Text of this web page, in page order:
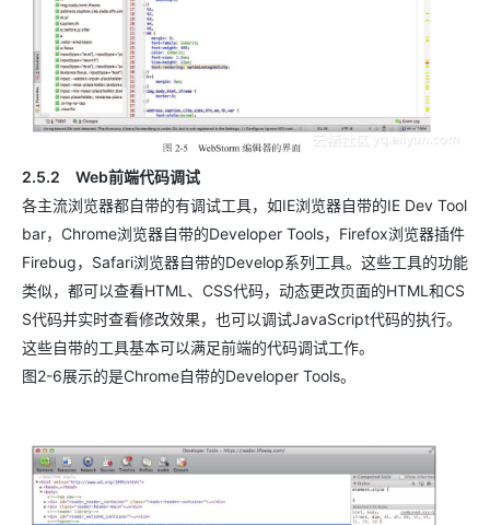
2.5.2 Web前端代码调试
各主流浏览器都自带的有调试工具，如IE浏览器自带的IE Dev Tool
bar，Chrome浏览器自带的Developer Tools，Firefox浏览器插件
Firebug，Safari浏览器自带的Develop系列工具。这些工具的功能
类似，都可以查看HTML、CSS代码，动态更改页面的HTML和CS
S代码并实时查看修改效果，也可以调试JavaScript代码的执行。
这些自带的工具基本可以满足前端的代码调试工作。
图2-6展示的是Chrome自带的Developer Tools。